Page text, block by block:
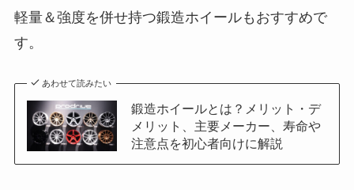
軽量＆強度を併せ持つ鍛造ホイールもおすすめで
す。
あわせて読みたい
鍛造ホイールとは？メリット・デ
メリット、主要メーカー、寿命や
注意点を初心者向けに解説